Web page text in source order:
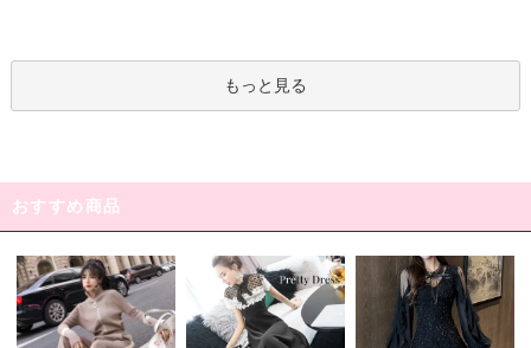
もっと見る
おすすめ商品